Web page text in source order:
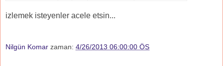
izlemek isteyenler acele etsin...
Nilgün Komar zaman: 4/26/2013 06:00:00 ÖS